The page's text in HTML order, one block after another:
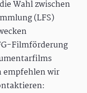
Wahl zwischen
(LFS)
Filmförderung
empfehlen wir